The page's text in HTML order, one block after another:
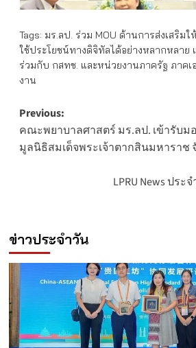
Tags: มร.ลป. ร่วม MOU ด้านการส่งเสริมใ
ใช้ประโยชน์ทางดิจิทัลได้อย่างหลากหลาย
ร่วมกับ กสทช. และหน่วยงานภาครัฐ ภาคเ
งาน
Post
navigation
Previous:
คณะพยาบาลศาสตร์ มร.ลป. เข้ารับม
มูลนิธิสมเด็จพระเจ้าตากสินมหาราช
LPRU News ประ
ข่าวประจำวัน